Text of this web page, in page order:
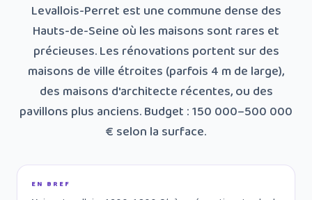
Levallois-Perret est une commune dense des
Hauts-de-Seine où les maisons sont rares et
précieuses. Les rénovations portent sur des
maisons de ville étroites (parfois 4 m de large),
des maisons d'architecte récentes, ou des
pavillons plus anciens. Budget : 150 000–500 000
€ selon la surface.
EN BREF